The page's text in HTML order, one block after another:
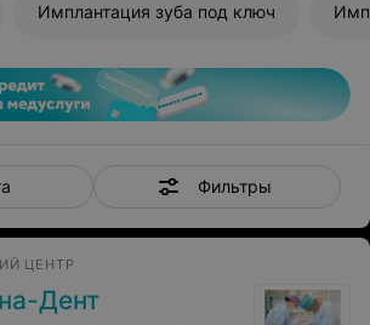
Имплантация зуба под ключ
Фильтры
ЦЕНТР
Дент